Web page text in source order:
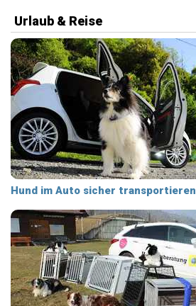
Urlaub & Reise
Hund im Auto sicher transportieren